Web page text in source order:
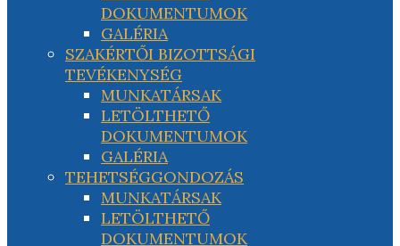
DOKUMENTUMOK
GALÉRIA
SZAKÉRTŐI BIZOTTSÁGI
TEVÉKENYSÉG
MUNKATÁRSAK
LETÖLTHETŐ
DOKUMENTUMOK
GALÉRIA
TEHETSÉGGONDOZÁS
MUNKATÁRSAK
LETÖLTHETŐ
DOKUMENTUMOK